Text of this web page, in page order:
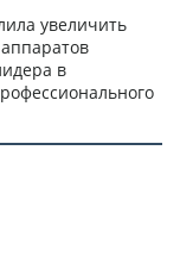
увеличить
в